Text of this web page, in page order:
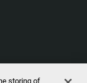
storing of